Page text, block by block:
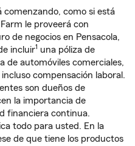
comenzando, como si está
le proveerá con
de negocios en Pensacola,
incluir1 una póliza de
de automóviles comerciales,
compensación laboral.
son dueños de
la importancia de
financiera continua.
todo para usted. En la
de que tiene los productos